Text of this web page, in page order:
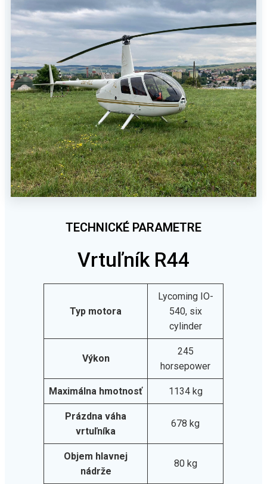
TECHNICKÉ PARAMETRE
Vrtuľník R44
Typ motora
Lycoming IO-
540, six
cylinder
Výkon
245
horsepower
Maximálna hmotnosť 1134 kg
Prázdna váha
vrtuľníka
678 kg
Objem hlavnej
nádrže
80 kg